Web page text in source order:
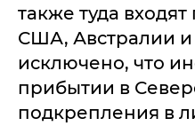
также туда
США, Австралии
исключено, что
прибытии в
подкрепления в